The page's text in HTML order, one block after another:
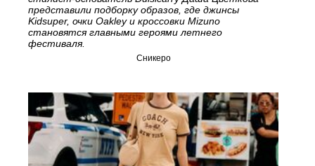
представили подборку образов, где джинсы
Kidsuper, очки Oakley и кроссовки Mizuno
становятся главными героями летнего
фестиваля.
Сникеро